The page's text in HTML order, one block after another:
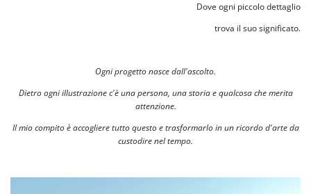
Dove ogni piccolo dettaglio
trova il suo significato.
Ogni progetto nasce dall'ascolto.
Dietro ogni illustrazione c'è una persona, una storia e qualcosa che merita
attenzione.
Il mio compito è accogliere tutto questo e trasformarlo in un ricordo d'arte da
custodire nel tempo.